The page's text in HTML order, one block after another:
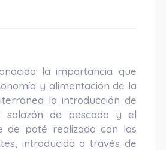
la importancia que
y alimentación de la
la introducción de
salazón de pescado y el
de paté realizado con las
introducida a través de